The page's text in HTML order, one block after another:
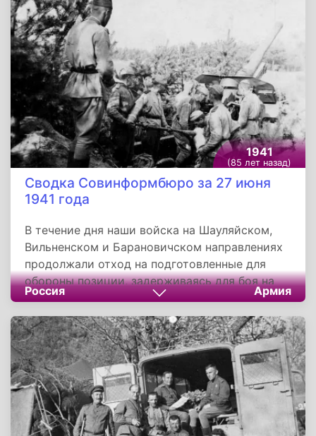
Королевским и рассчитанный на 32 тысячи
зрительских мест.
1941
(85 лет назад)
Сводка Совинформбюро за 27 июня
1941 года
В течение дня наши войска на Шауляйском,
Вильненском и Барановичском направлениях
продолжали отход на подготовленные для
обороны позиции, задерживаясь для боя на
промежуточных рубежах. Боевые действия
наших войск на этих направлениях носили
характер ожесточённых столкновений. На
отдельных направлениях и участках наши
части переходили в контратаки, нанося
противнику большое поражение.
Россия Армия